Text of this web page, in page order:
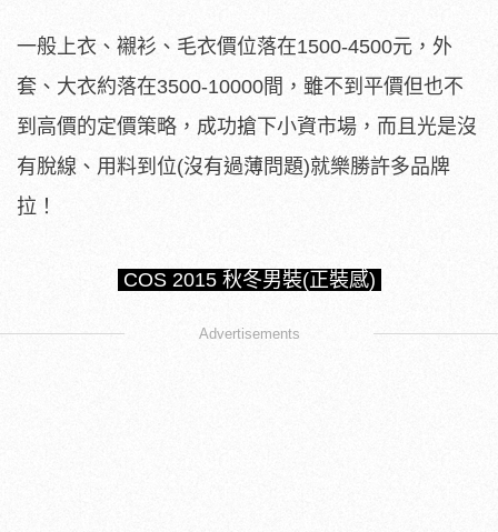
一般上衣、襯衫、毛衣價位落在1500-4500元，外
套、大衣約落在3500-10000間，雖不到平價但也不
到高價的定價策略，成功搶下小資市場，而且光是沒
有脫線、用料到位(沒有過薄問題)就樂勝許多品牌
拉！
COS 2015 秋冬男裝(正裝感)
Advertisements